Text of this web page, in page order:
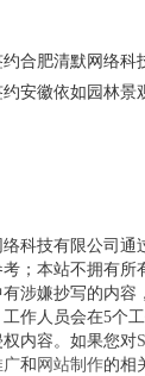
合肥清默网络科
安徽依如园林景
科技有限公司通
；本站不拥有所
涉嫌抄写的内容
作人员会在5个
内容。如果您对
广和 网站制作的相